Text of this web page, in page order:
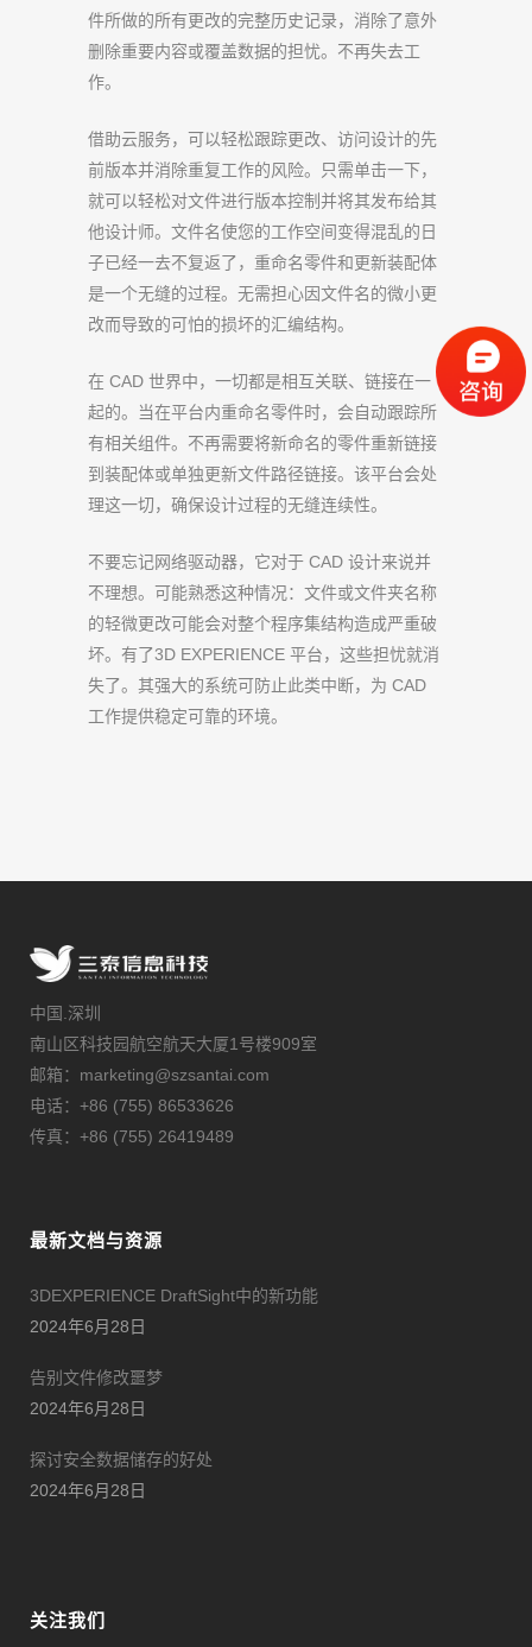
件所做的所有更改的完整历史记录，消除了意外
删除重要内容或覆盖数据的担忧。不再失去工
作。
借助云服务，可以轻松跟踪更改、访问设计的先
前版本并消除重复工作的风险。只需单击一下，
就可以轻松对文件进行版本控制并将其发布给其
他设计师。文件名使您的工作空间变得混乱的日
子已经一去不复返了，重命名零件和更新装配体
是一个无缝的过程。无需担心因文件名的微小更
改而导致的可怕的损坏的汇编结构。
在 CAD 世界中，一切都是相互关联、链接在一
起的。当在平台内重命名零件时，会自动跟踪所
有相关组件。不再需要将新命名的零件重新链接
到装配体或单独更新文件路径链接。该平台会处
理这一切，确保设计过程的无缝连续性。
不要忘记网络驱动器，它对于 CAD 设计来说并
不理想。可能熟悉这种情况：文件或文件夹名称
的轻微更改可能会对整个程序集结构造成严重破
坏。有了3D EXPERIENCE 平台，这些担忧就消
失了。其强大的系统可防止此类中断，为 CAD
工作提供稳定可靠的环境。
中国.深圳
南山区科技园航空航天大厦1号楼909室
邮箱：marketing@szsantai.com
电话：+86 (755) 86533626
传真：+86 (755) 26419489
最新文档与资源
3DEXPERIENCE DraftSight中的新功能
2024年6月28日
告别文件修改噩梦
2024年6月28日
探讨安全数据储存的好处
2024年6月28日
关注我们